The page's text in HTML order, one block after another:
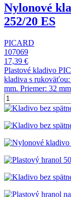
Nylonové
252/20 ES
PICARD
107069
17,39 €
Plastové kladivo
kladiva s
mm. Priemer: 32